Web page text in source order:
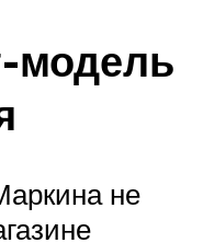
модель
не